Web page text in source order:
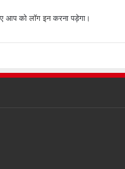
आप कोलॉग इनकरना पड़ेगा।